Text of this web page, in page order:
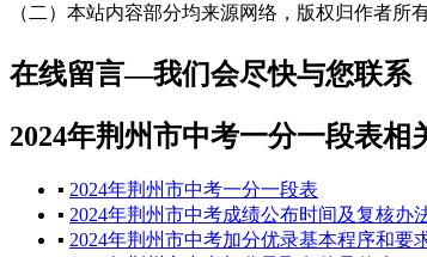
（二）本站内容部分均来源网络，版权归作者所
在线留言—我们会尽快与您联系
2024年荆州市中考一分一段表相
▪ 2024年荆州市中考一分一段表
▪ 2024年荆州市中考成绩公布时间及复核办
▪ 2024年荆州市中考加分优录基本程序和要